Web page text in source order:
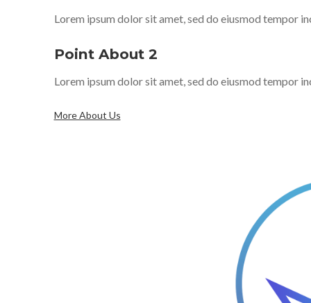
Lorem ipsum dolor sit amet, sed do eiusmod tempor
Point About 2
Lorem ipsum dolor sit amet, sed do eiusmod tempor
More About Us